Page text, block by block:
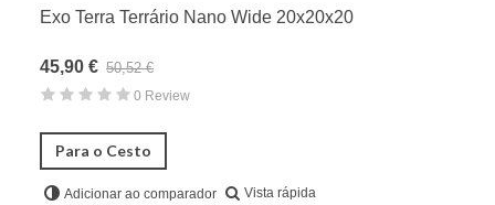
Exo Terra Terrário Nano Wide 20x20x20
45,90 € 50,52 €
0 Review
Para o Cesto
Adicionar ao comparador Vista rápida